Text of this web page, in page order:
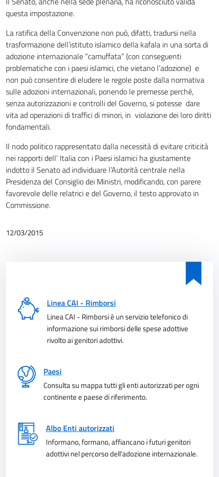
questa impostazione.
La ratifica della Convenzione non può, difatti, tradursi nella
trasformazione dell’istituto islamico della kafala in una sorta di
adozione internazionale “camuffata” (con conseguenti
problematiche con i paesi islamici, che vietano l’adozione) e
non può consentire di eludere le regole poste dalla normativa
sulle adozioni internazionali, ponendo le premesse perché,
senza autorizzazioni e controlli del Governo, si potesse dare
vita ad operazioni di traffici di minori, in violazione dei loro diritti
fondamentali.
Il nodo politico rappresentato dalla necessità di evitare criticità
nei rapporti dell’ Italia con i Paesi islamici ha giustamente
indotto il Senato ad individuare l’Autorità centrale nella
Presidenza del Consiglio dei Ministri, modificando, con parere
favorevole delle relatrici e del Governo, il testo approvato in
Commissione.
12/03/2015
Linea CAI - Rimborsi
Linea CAI - Rimborsi è un servizio telefonico di
informazione sui rimborsi delle spese adottive
rivolto ai genitori adottivi.
Paesi
Consulta su mappa tutti gli enti autorizzati per ogni
continente e paese di riferimento.
Albo Enti autorizzati
Informano, formano, affiancano i futuri genitori
adottivi nel percorso dell'adozione internazionale.